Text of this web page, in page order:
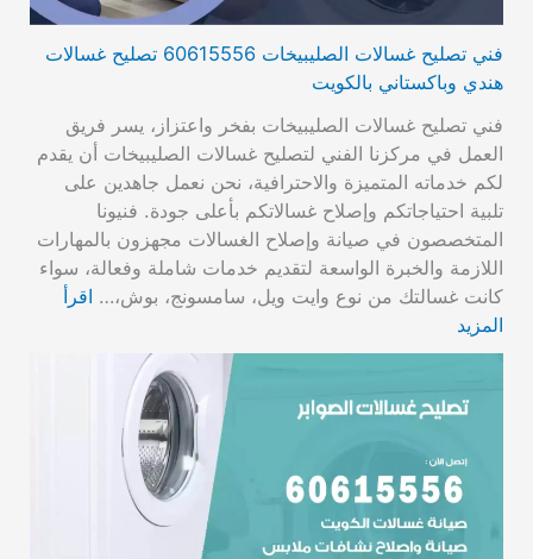
فني تصليح غسالات الصليبيخات 60615556 تصليح غسالات
هندي وباكستاني بالكويت
فني تصليح غسالات الصليبيخات بفخر واعتزاز، يسر فريق
العمل في مركزنا الفني لتصليح غسالات الصليبيخات أن يقدم
لكم خدماته المتميزة والاحترافية، نحن نعمل جاهدين على
تلبية احتياجاتكم وإصلاح غسالاتكم بأعلى جودة. فنيونا
المتخصصون في صيانة وإصلاح الغسالات مجهزون بالمهارات
اللازمة والخبرة الواسعة لتقديم خدمات شاملة وفعالة، سواء
كانت غسالتك من نوع وايت ويل، سامسونج، بوش،… اقرأ
المزيد